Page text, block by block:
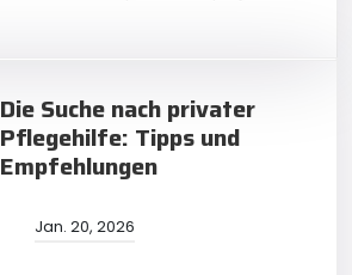
Die Suche nach privater
Pflegehilfe: Tipps und
Empfehlungen
Jan. 20, 2026